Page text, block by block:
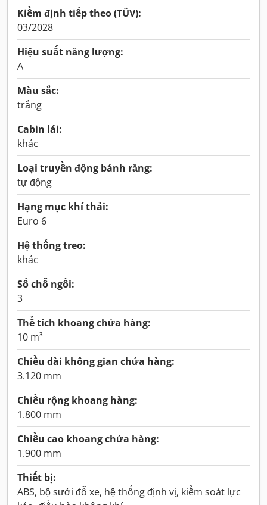
Kiểm định tiếp theo (TÜV):
03/2028
Hiệu suất năng lượng:
A
Màu sắc:
trắng
Cabin lái:
khác
Loại truyền động bánh răng:
tự động
Hạng mục khí thải:
Euro 6
Hệ thống treo:
khác
Số chỗ ngồi:
3
Thể tích khoang chứa hàng:
10 m³
Chiều dài không gian chứa hàng:
3.120 mm
Chiều rộng khoang hàng:
1.800 mm
Chiều cao khoang chứa hàng:
1.900 mm
Thiết bị:
ABS, bộ sưởi đỗ xe, hệ thống định vị, kiểm soát lực